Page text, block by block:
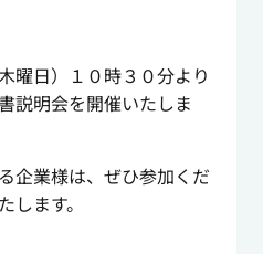
曜日）１０時３０分より
説明会を開催いたしま
企業様は、ぜひ参加くだ
します。